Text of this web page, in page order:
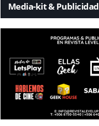
Media-kit & Publicidad